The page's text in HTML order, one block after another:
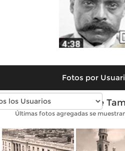
Fotos por
Fotos antiguas de
Últimas fotos agregadas se